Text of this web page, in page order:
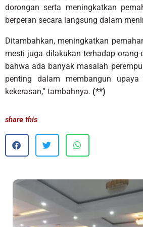
dorongan serta meningkatkan
berperan secara langsung dalam
Ditambahkan, meningkatkan
mesti juga dilakukan terhadap
bahwa ada banyak masalah
penting dalam membangun
kekerasan,” tambahnya. (**)
share this